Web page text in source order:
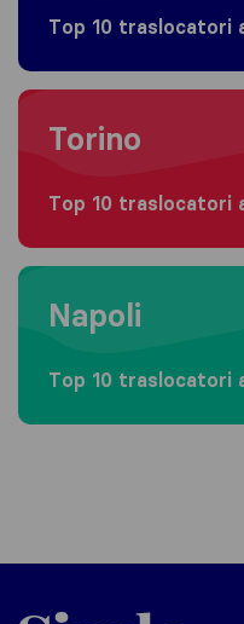
Top 10 traslocatori
Moving to Torino
Torino
Top 10 traslocatori
Moving to Napoli
Napoli
Top 10 traslocatori
Sirelo.it